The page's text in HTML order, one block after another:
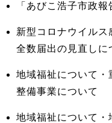
「あびこ浩子市政
新型コロナウイルス
全数届出の見直しに
地域福祉について・
整備事業について
地域福祉について・